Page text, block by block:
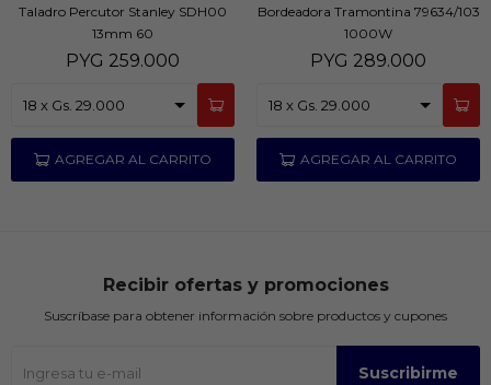
Taladro Percutor Stanley SDH00
13mm 60
PYG 259.000
Bordeadora Tramontina 79634/103
1000W
PYG 289.000
Recibir ofertas y promociones
Suscríbase para obtener información sobre productos y cupones
Suscribirme